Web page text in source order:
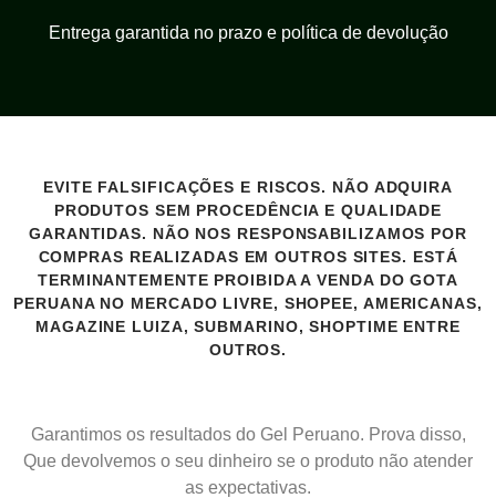
Entrega garantida no prazo e política de devolução
EVITE FALSIFICAÇÕES E RISCOS. NÃO ADQUIRA
PRODUTOS SEM PROCEDÊNCIA E QUALIDADE
GARANTIDAS. NÃO NOS RESPONSABILIZAMOS POR
COMPRAS REALIZADAS EM OUTROS SITES. ESTÁ
TERMINANTEMENTE PROIBIDA A VENDA DO GOTA
PERUANA NO MERCADO LIVRE, SHOPEE, AMERICANAS,
MAGAZINE LUIZA, SUBMARINO, SHOPTIME ENTRE
OUTROS.
Garantimos os resultados do Gel Peruano. Prova disso,
Que devolvemos o seu dinheiro se o produto não atender
as expectativas.